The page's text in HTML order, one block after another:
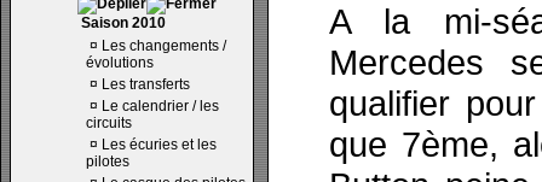
Saison 2010
¤ Les changements /
évolutions
¤ Les transferts
¤ Le calendrier / les
circuits
¤ Les écuries et les
pilotes
A la mi-
Mercedes
qualifier
que 7ème,